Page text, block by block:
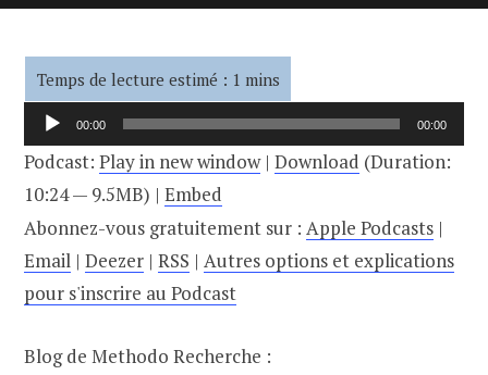
Lecteur
audio
00:00 00:00
Podcast: Play in new window| Download (Duration:
10:24 — 9.5MB) | Embed
Abonnez-vous gratuitement sur : Apple Podcasts |
Email | Deezer | RSS | Autres options et explications
pour s'inscrire au Podcast
Blog de Methodo Recherche :